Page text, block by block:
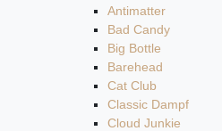
Antimatter
Bad Candy
Big Bottle
Barehead
Cat Club
Classic Dampf
Cloud Junkie